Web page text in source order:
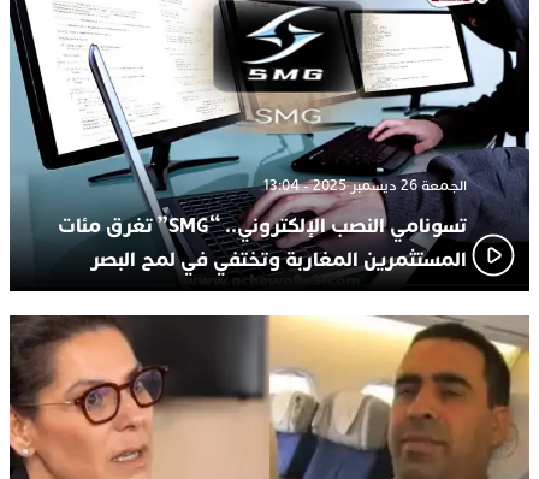
الجمعة 26 ديسمبر 2025 - 13:04
تسونامي النصب الإلكتروني.. “SMG” تغرق مئات
المستثمرين المغاربة وتختفي في لمح البصر